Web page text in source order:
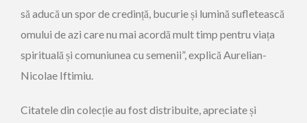
să aducă un spor de credință, bucurie și lumină sufletească
omului de azi care nu mai acordă mult timp pentru viața
spirituală și comuniunea cu semenii”, explică Aurelian-
Nicolae Iftimiu.
Citatele din colecție au fost distribuite, apreciate și